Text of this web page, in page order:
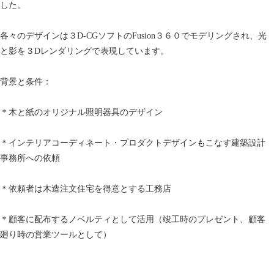
した。
各々のデザインは３D-CGソフトのFusion３６０でモデリングされ、光
と影を３Dレンダリングで表現しています。
背景と条件：
＊木と紙のオリジナル照明器具のデザイン
＊インテリアコーディネート・プロダクトデザインもこなす建築設計
事務所への依頼
＊依頼者は木造注文住宅を得意とする工務店
＊顧客に配布するノベルティとして活用（竣工時のプレゼント、顧客
廻り時の営業ツールとして）